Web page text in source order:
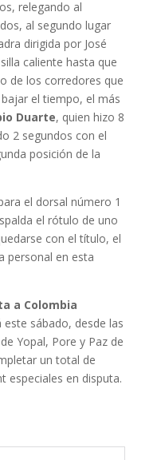
relegando al
al segundo lugar
dirigida por José
caliente hasta que
de los corredores que
el tiempo, el más
Duarte, quien hizo 8
2 segundos con el
posición de la
el dorsal número 1
el rótulo de uno
con el título, el
personal en esta
a Colombia
este sábado, desde las
Yopal, Pore y Paz de
un total de
especiales en disputa.